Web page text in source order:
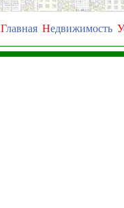
Главная Недвижимость У